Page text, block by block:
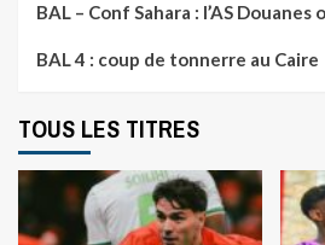
BAL – Conf Sahara : l’AS Douanes
BAL 4 : coup de tonnerre au Caire
TOUS LES TITRES